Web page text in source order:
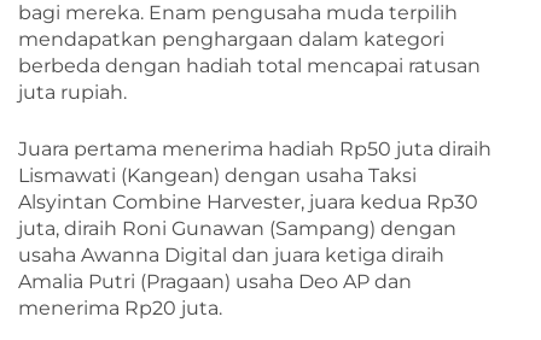
bagi mereka. Enam pengusaha muda terpilih
mendapatkan penghargaan dalam kategori
berbeda dengan hadiah total mencapai ratusan
juta rupiah.
Juara pertama menerima hadiah Rp50 juta diraih
Lismawati (Kangean) dengan usaha Taksi
Alsyintan Combine Harvester, juara kedua Rp30
juta, diraih Roni Gunawan (Sampang) dengan
usaha Awanna Digital dan juara ketiga diraih
Amalia Putri (Pragaan) usaha Deo AP dan
menerima Rp20 juta.